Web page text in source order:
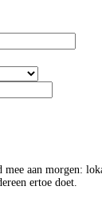
aan morgen:
ertoe doet.